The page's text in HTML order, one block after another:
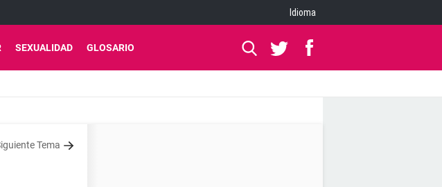
Idioma
SEXUALIDAD GLOSARIO
Tema